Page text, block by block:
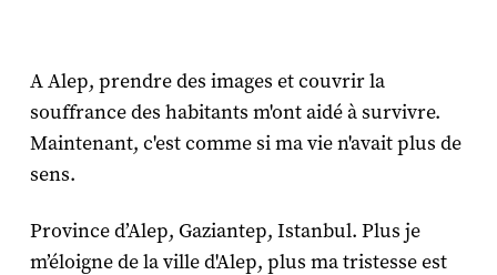
A Alep, prendre des images et couvrir la
souffrance des habitants m'ont aidé à survivre.
Maintenant, c'est comme si ma vie n'avait plus de
sens.
Province d’Alep, Gaziantep, Istanbul. Plus je
m’éloigne de la ville d'Alep, plus ma tristesse est